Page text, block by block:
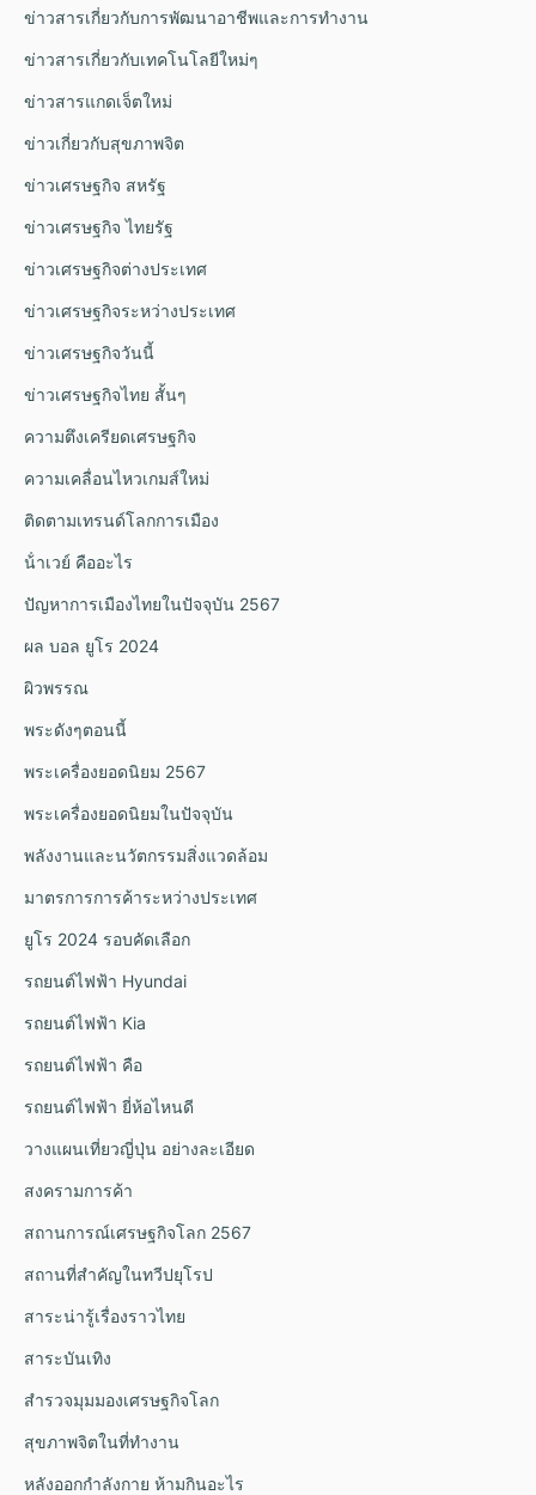
ข่าวสารเกี่ยวกับการพัฒนาอาชีพและการทำงาน
ข่าวสารเกี่ยวกับเทคโนโลยีใหม่ๆ
ข่าวสารแกดเจ็ตใหม่
ข่าวเกี่ยวกับสุขภาพจิต
ข่าวเศรษฐกิจ สหรัฐ
ข่าวเศรษฐกิจ ไทยรัฐ
ข่าวเศรษฐกิจต่างประเทศ
ข่าวเศรษฐกิจระหว่างประเทศ
ข่าวเศรษฐกิจวันนี้
ข่าวเศรษฐกิจไทย สั้นๆ
ความตึงเครียดเศรษฐกิจ
ความเคลื่อนไหวเกมส์ใหม่
ติดตามเทรนด์โลกการเมือง
น้ําเวย์ คืออะไร
ปัญหาการเมืองไทยในปัจจุบัน 2567
ผล บอล ยูโร 2024
ผิวพรรณ
พระดังๆตอนนี้
พระเครื่องยอดนิยม 2567
พระเครื่องยอดนิยมในปัจจุบัน
พลังงานและนวัตกรรมสิ่งแวดล้อม
มาตรการการค้าระหว่างประเทศ
ยูโร 2024 รอบคัดเลือก
รถยนต์ไฟฟ้า Hyundai
รถยนต์ไฟฟ้า Kia
รถยนต์ไฟฟ้า คือ
รถยนต์ไฟฟ้า ยี่ห้อไหนดี
วางแผนเที่ยวญี่ปุ่น อย่างละเอียด
สงครามการค้า
สถานการณ์เศรษฐกิจโลก 2567
สถานที่สำคัญในทวีปยุโรป
สาระน่ารู้เรื่องราวไทย
สาระบันเทิง
สำรวจมุมมองเศรษฐกิจโลก
สุขภาพจิตในที่ทำงาน
หลังออกกําลังกาย ห้ามกินอะไร